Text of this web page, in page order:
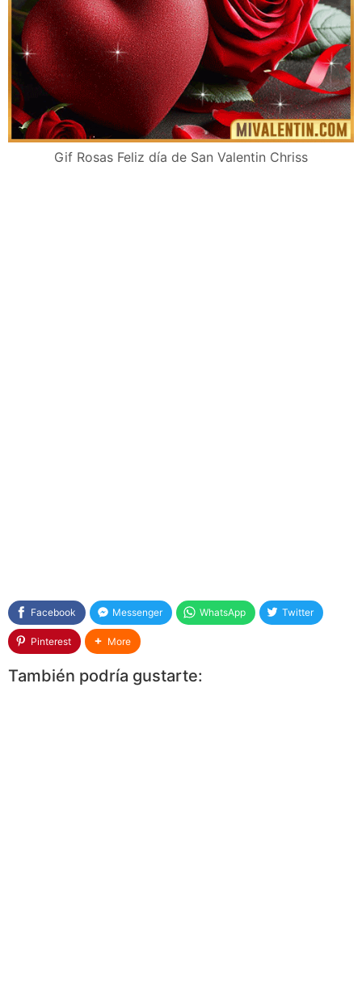
Gif Rosas Feliz día de San Valentin Chriss
Facebook Messenger WhatsApp Twitter
Pinterest More
También podría gustarte: